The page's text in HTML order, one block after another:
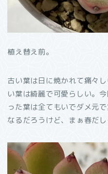
植え替え前。
古い葉は日に焼かれて痛々
い葉は綺麗で可愛らしい。
った葉は全てもいでダメ元
なるだろうけど、まぁ春だし